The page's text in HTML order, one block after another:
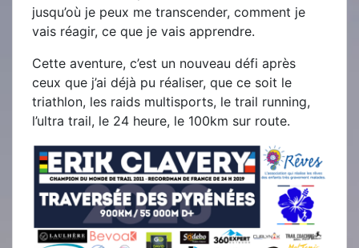
jusqu’où je peux me transcender, comment je
vais réagir, ce que je vais apprendre.
Cette aventure, c’est un nouveau défi après
ceux que j’ai déjà pu réaliser, que ce soit le
triathlon, les raids multisports, le trail running,
l’ultra trail, le 24 heure, le 100km sur route.